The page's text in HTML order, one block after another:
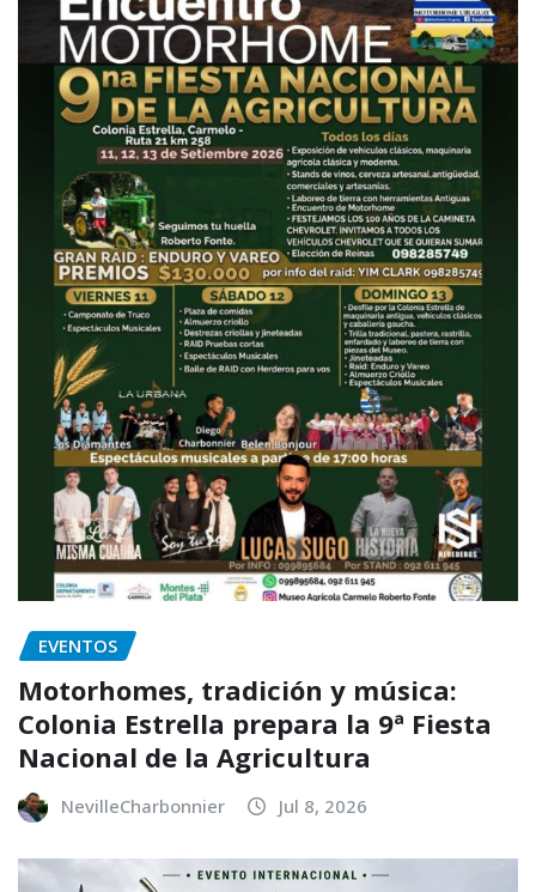
EVENTOS
Motorhomes, tradición y música:
Colonia Estrella prepara la 9ª Fiesta
Nacional de la Agricultura
NevilleCharbonnier Jul 8, 2026